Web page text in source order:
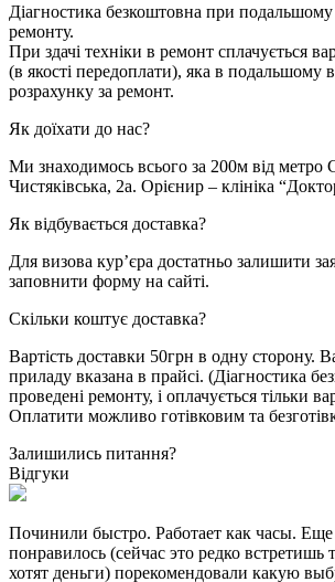
Діагностика безкоштовна при подальшому
ремонту.
При здачі техніки в ремонт сплачується
(в якості передоплати), яка в подальшому
розрахунку за ремонт.
Як доїхати до нас?
Ми знаходимось всього за 200м від метро
Чистяківська, 2а. Орієнир – клініка
Як відбувається доставка?
Для визова кур’єра достатньо залишити
заповнити форму на сайті.
Cкільки коштує доставка?
Вартість доставки 50грн в одну сторону.
приладу вказана в прайсі. (Діагностика
проведені ремонту, і оплачується тільки
Оплатити можливо готівковим та
Залишились питання?
Відгуки
Починили быстро. Работает как часы.
понравилось (сейчас это редко встретишь
хотят деньги) порекомендовали какую